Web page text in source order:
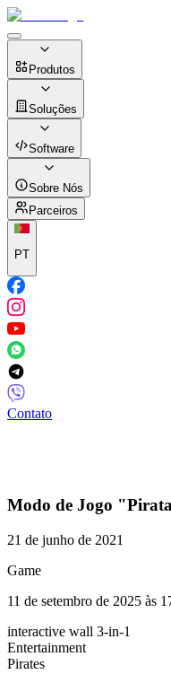
Produtos
Soluções
Software
Sobre Nós
Parceiros
PT
Contato
Modo de Jogo
21 de junho de 2021
Game
11 de setembro de 2025 às
interactive wall 3-in-1
Entertainment
Pirates​